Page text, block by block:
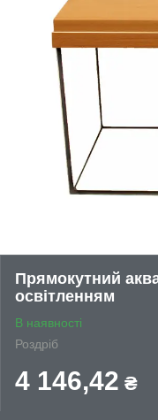
Прямокутний
освітленням
В наявності
Роздріб
4 146,42 ₴